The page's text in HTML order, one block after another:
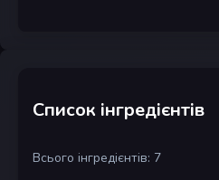
Список інгредієнтів
Всього інгредієнтів: 7